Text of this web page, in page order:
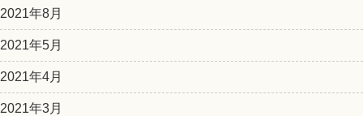
2021年8月
2021年5月
2021年4月
2021年3月